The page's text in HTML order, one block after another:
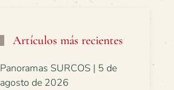
Artículos más recientes
Panoramas SURCOS | 5 de
agosto de 2026